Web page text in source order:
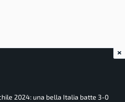
2024: una bella Italia batte 3-0
×